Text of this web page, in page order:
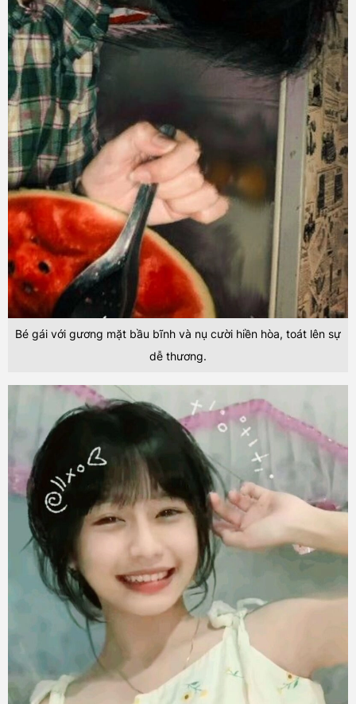
Bé gái với gương mặt bầu bĩnh và nụ cười hiền hòa, toát lên sự
dễ thương.